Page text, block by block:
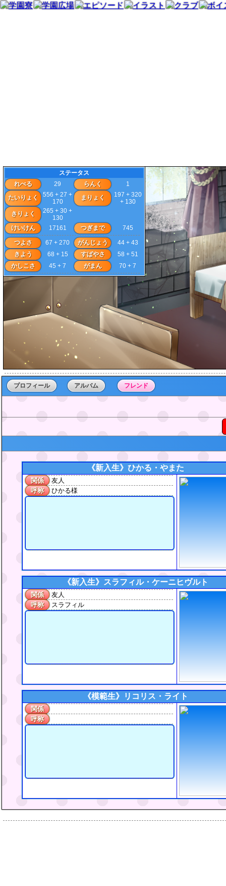
ステータス
れべる
29 らんく
1
たいりょく
556 + 27 +
170
まりょく
197 + 320
+ 130
きりょく
265 + 30 +
130
けいけん
17161 つぎまで 745
つよさ 67 + 270 がんじょう
44 + 43
きよう
68 + 15 すばやさ
58 + 51
かしこさ
45 + 7 がまん 70 + 7
プロフィール アルバム フレンド
《新入生》 ひかる・やまた
関係
友人
呼称
ひかる様
《新入生》 スラフィル・ケーニヒヴルト
関係
友人
呼称
スラフィル
《模範生》 リコリス・ライト
関係
呼称